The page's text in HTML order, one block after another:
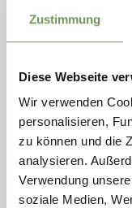
Zustimmung
Diese Webseite
Wir verwenden
personalisieren,
zu können und die
analysieren.
Verwendung
soziale Medien,
Avis
Sixt
Mietwagen-
Happy Car